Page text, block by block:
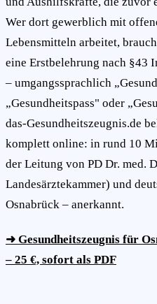
Wer dort gewerblich mit
Lebensmitteln arbeitet,
eine Erstbelehrung nach §43
– umgangssprachlich
„Gesundheitspass" oder
das-Gesundheitszeugnis.de
komplett online: in rund 10
der Leitung von PD Dr. med.
Landesärztekammer) und
Osnabrück – anerkannt.
➜ Gesundheitszeugnis für
– 25 €, sofort als PDF